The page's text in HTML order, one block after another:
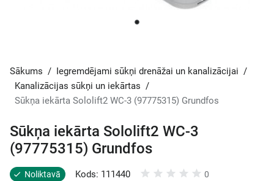
Sākums / Iegremdējami sūkņi drenāžai un kanalizācijai /
Kanalizācijas sūkņi un iekārtas /
Sūkņa iekārta Sololift2 WC-3 (97775315) Grundfos
Sūkņa iekārta Sololift2 WC-3
(97775315) Grundfos
Noliktavā Kods: 111440 0